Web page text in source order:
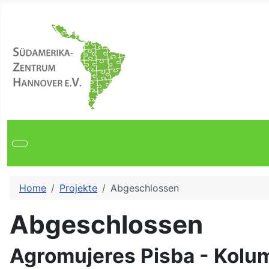
Home Projekte Abgeschlossen
Abgeschlossen
Agromujeres Pisba -